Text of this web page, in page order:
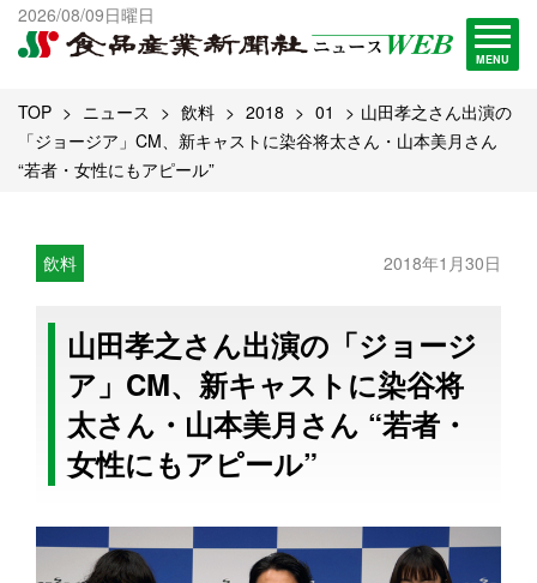
2026/08/09日曜日
MENU
出版物一覧へ
試読・購読申し込み
TOP ニュース 飲料 2018 01
山田孝之さん出演の
「ジョージア」CM、新キャストに染谷将太さん・山本美月さん
“若者・女性にもアピール”
飲料 2018年1月30日
山田孝之さん出演の「ジョージ
ア」CM、新キャストに染谷将
太さん・山本美月さん “若者・
女性にもアピール”